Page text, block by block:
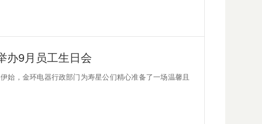
办9月员工生日会
始，金环电器行政部门为寿星公们精心准备了一场温馨且